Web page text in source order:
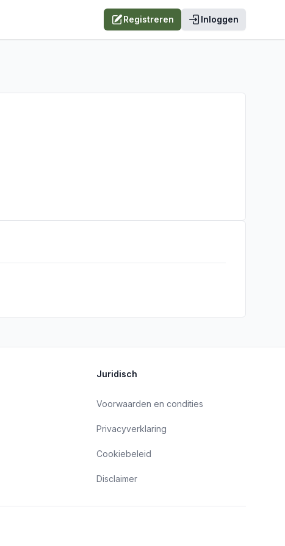
Registreren Inloggen
Juridisch
Voorwaarden en condities
Privacyverklaring
Cookiebeleid
Disclaimer